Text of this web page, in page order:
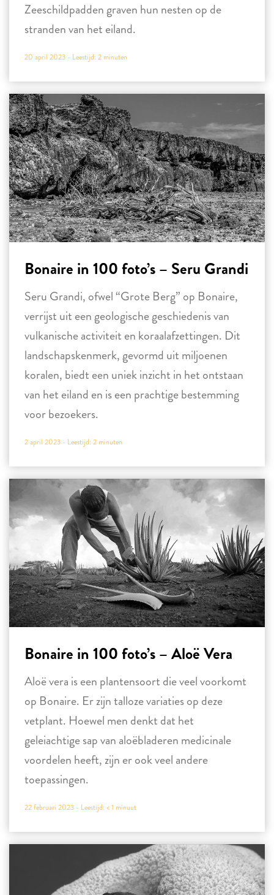
Zeeschildpadden graven hun nesten op de
stranden van het eiland.
20 april 2023 - Leestijd: 2minuten
Bonaire in 100 foto’s – Seru Grandi
Seru Grandi, ofwel “Grote Berg” op Bonaire,
verrijst uit een geologische geschiedenis van
vulkanische activiteit en koraalafzettingen. Dit
landschapskenmerk, gevormd uit miljoenen
koralen, biedt een uniek inzicht in het ontstaan
van het eiland en is een prachtige bestemming
voor bezoekers.
2 april 2023 - Leestijd: 2minuten
Bonaire in 100 foto’s – Aloë Vera
Aloë vera is een plantensoort die veel voorkomt
op Bonaire. Er zijn talloze variaties op deze
vetplant. Hoewel men denkt dat het
geleiachtige sap van aloëbladeren medicinale
voordelen heeft, zijn er ook veel andere
toepassingen.
22 februari 2023 - Leestijd: < 1 minuut